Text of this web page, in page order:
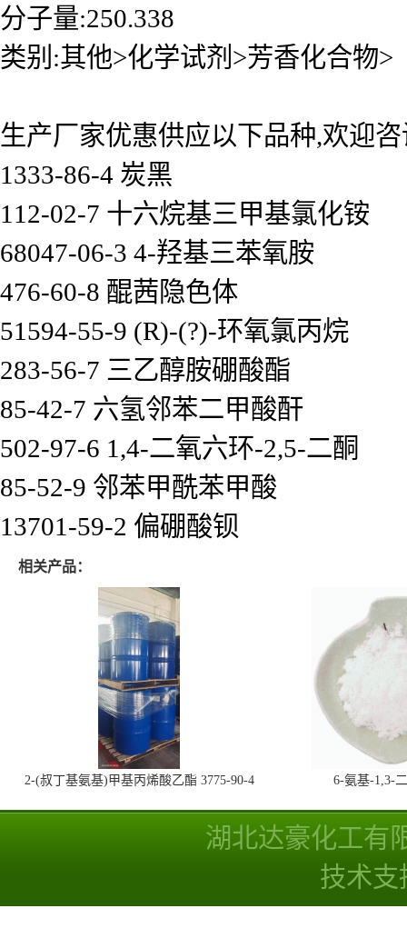
分子量:250.338
类别:其他>化学试剂>芳香化合物>
生产厂家优惠供应以下品种,欢迎
1333-86-4 炭黑
112-02-7 十六烷基三甲基氯化铵
68047-06-3 4-羟基三苯氧胺
476-60-8 醌茜隐色体
51594-55-9 (R)-(?)-环氧氯丙烷
283-56-7 三乙醇胺硼酸酯
85-42-7 六氢邻苯二甲酸酐
502-97-6 1,4-二氧六环-2,5-二酮
85-52-9 邻苯甲酰苯甲酸
13701-59-2 偏硼酸钡
相关产品：
2-(叔丁基氨基)甲基丙烯酸乙酯 3775-90-4 6-氨基-1,3-
湖北达豪化工有
技术